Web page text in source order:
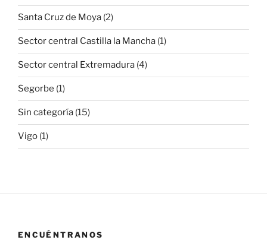
Santa Cruz de Moya (2)
Sector central Castilla la Mancha (1)
Sector central Extremadura (4)
Segorbe (1)
Sin categoría (15)
Vigo (1)
ENCUÉNTRANOS